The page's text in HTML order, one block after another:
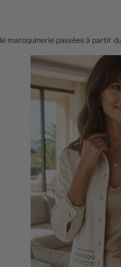
du 2 août seront expédiées